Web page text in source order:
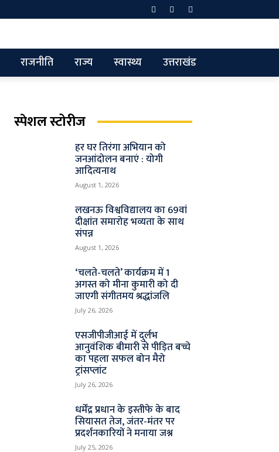
राजनीति राज्य स्वास्थ्य उत्तराखंड
स्पेशल स्टोरीज
हर घर तिरंगा अभियान को
जनआंदोलन बनाएं : योगी
आदित्यनाथ
August 1, 2026
लखनऊ विश्वविद्यालय का 69वां
दीक्षांत समारोह भव्यता के साथ
संपन्न
August 1, 2026
‘चलते-चलते’ कार्यक्रम में 1
अगस्त को मीना कुमारी को दी
जाएगी संगीतमय श्रद्धांजलि
July 26, 2026
एसजीपीजीआई में दुर्लभ
आनुवंशिक बीमारी से पीड़ित बच्चे
का पहला सफल बोन मैरो
ट्रांसप्लांट
July 26, 2026
धर्मेंद्र प्रधान के इस्तीफे के बाद
सियासत तेज, जंतर-मंतर पर
प्रदर्शनकारियों ने मनाया जश्न
July 25, 2026